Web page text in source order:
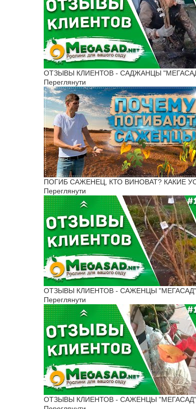
ОТЗЫВЫ КЛИЕНТОВ - САДЖАНЦЫ "МЕГАСАД" |
Переглянути
ПОГИБ САЖЕНЕЦ, КТО ВИНОВАТ? КАКИЕ
Переглянути
ОТЗЫВЫ КЛИЕНТОВ - САЖЕНЦЫ "МЕГАСАД" |
Переглянути
ОТЗЫВЫ КЛИЕНТОВ - САЖЕНЦЫ "МЕГАСАД" |